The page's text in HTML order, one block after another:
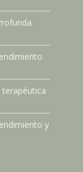
terapéutica
y